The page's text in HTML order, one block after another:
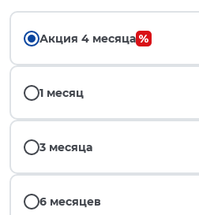
Акция 4 месяца
1 месяц
3 месяца
6 месяцев